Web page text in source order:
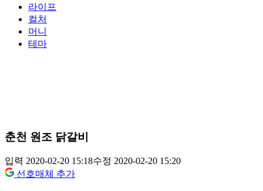
라이프
컬처
머니
테마
춘천 원조 닭갈비
입력 2020-02-20 15:18수정 2020-02-20 15:20
선호매체 추가